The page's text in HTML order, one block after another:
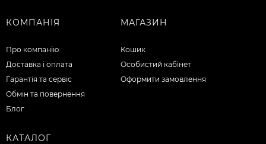
КОМПАНІЯ
Про компанію
Доставка і оплата
Гарантія та сервіс
Обмін та повернення
Блог
МАГАЗИН
Кошик
Особистий кабінет
Оформити замовлення
КАТАЛОГ